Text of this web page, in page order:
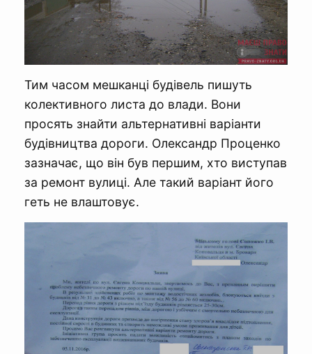
Тим часом мешканці будівель пишуть
колективного листа до влади. Вони
просять знайти альтернативні варіанти
будівництва дороги. Олександр Проценко
зазначає, що він був першим, хто виступав
за ремонт вулиці. Але такий варіант його
геть не влаштовує.